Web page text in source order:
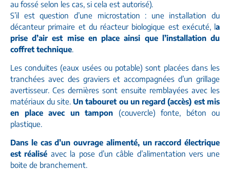
au fossé selon les cas, si cela est autorisé).
S’il est question d’une microstation : une installation du
décanteur primaire et du réacteur biologique est exécuté, la
prise d’air est mise en place ainsi que l’installation du
coffret technique.
Les conduites (eaux usées ou potable) sont placées dans les
tranchées avec des graviers et accompagnées d’un grillage
avertisseur. Ces dernières sont ensuite remblayées avec les
matériaux du site. Un tabouret ou un regard (accès) est mis
en place avec un tampon (couvercle) fonte, béton ou
plastique.
Dans le cas d’un ouvrage alimenté, un raccord électrique
est réalisé avec la pose d’un câble d’alimentation vers une
boite de branchement.